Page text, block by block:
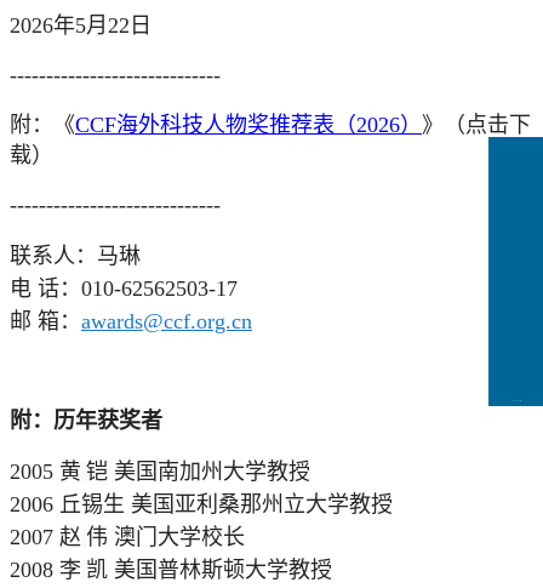
2026年5月22日
-----------------------------
附： 《CCF海外科技人物奖推荐表（2026） 》
（点击下
载）
-----------------------------
联系人：马琳
电 话：010-62562503-17
邮 箱： awards@ccf.org.cn
附：历年获奖者
2005 黄 铠 美国南加州大学教授
2006 丘锡生 美国亚利桑那州立大学教授
2007 赵 伟 澳门大学校长
2008 李 凯 美国普林斯顿大学教授